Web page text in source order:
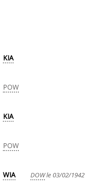
KIA
POW
KIA
POW
WIA DOWle 03/02/1942